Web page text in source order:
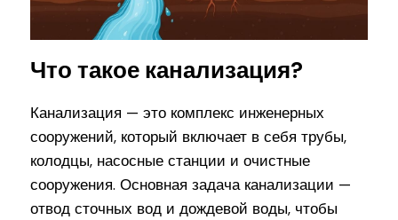
Что такое канализация?
Канализация — это комплекс инженерных
сооружений, который включает в себя трубы,
колодцы, насосные станции и очистные
сооружения. Основная задача канализации —
отвод сточных вод и дождевой воды, чтобы